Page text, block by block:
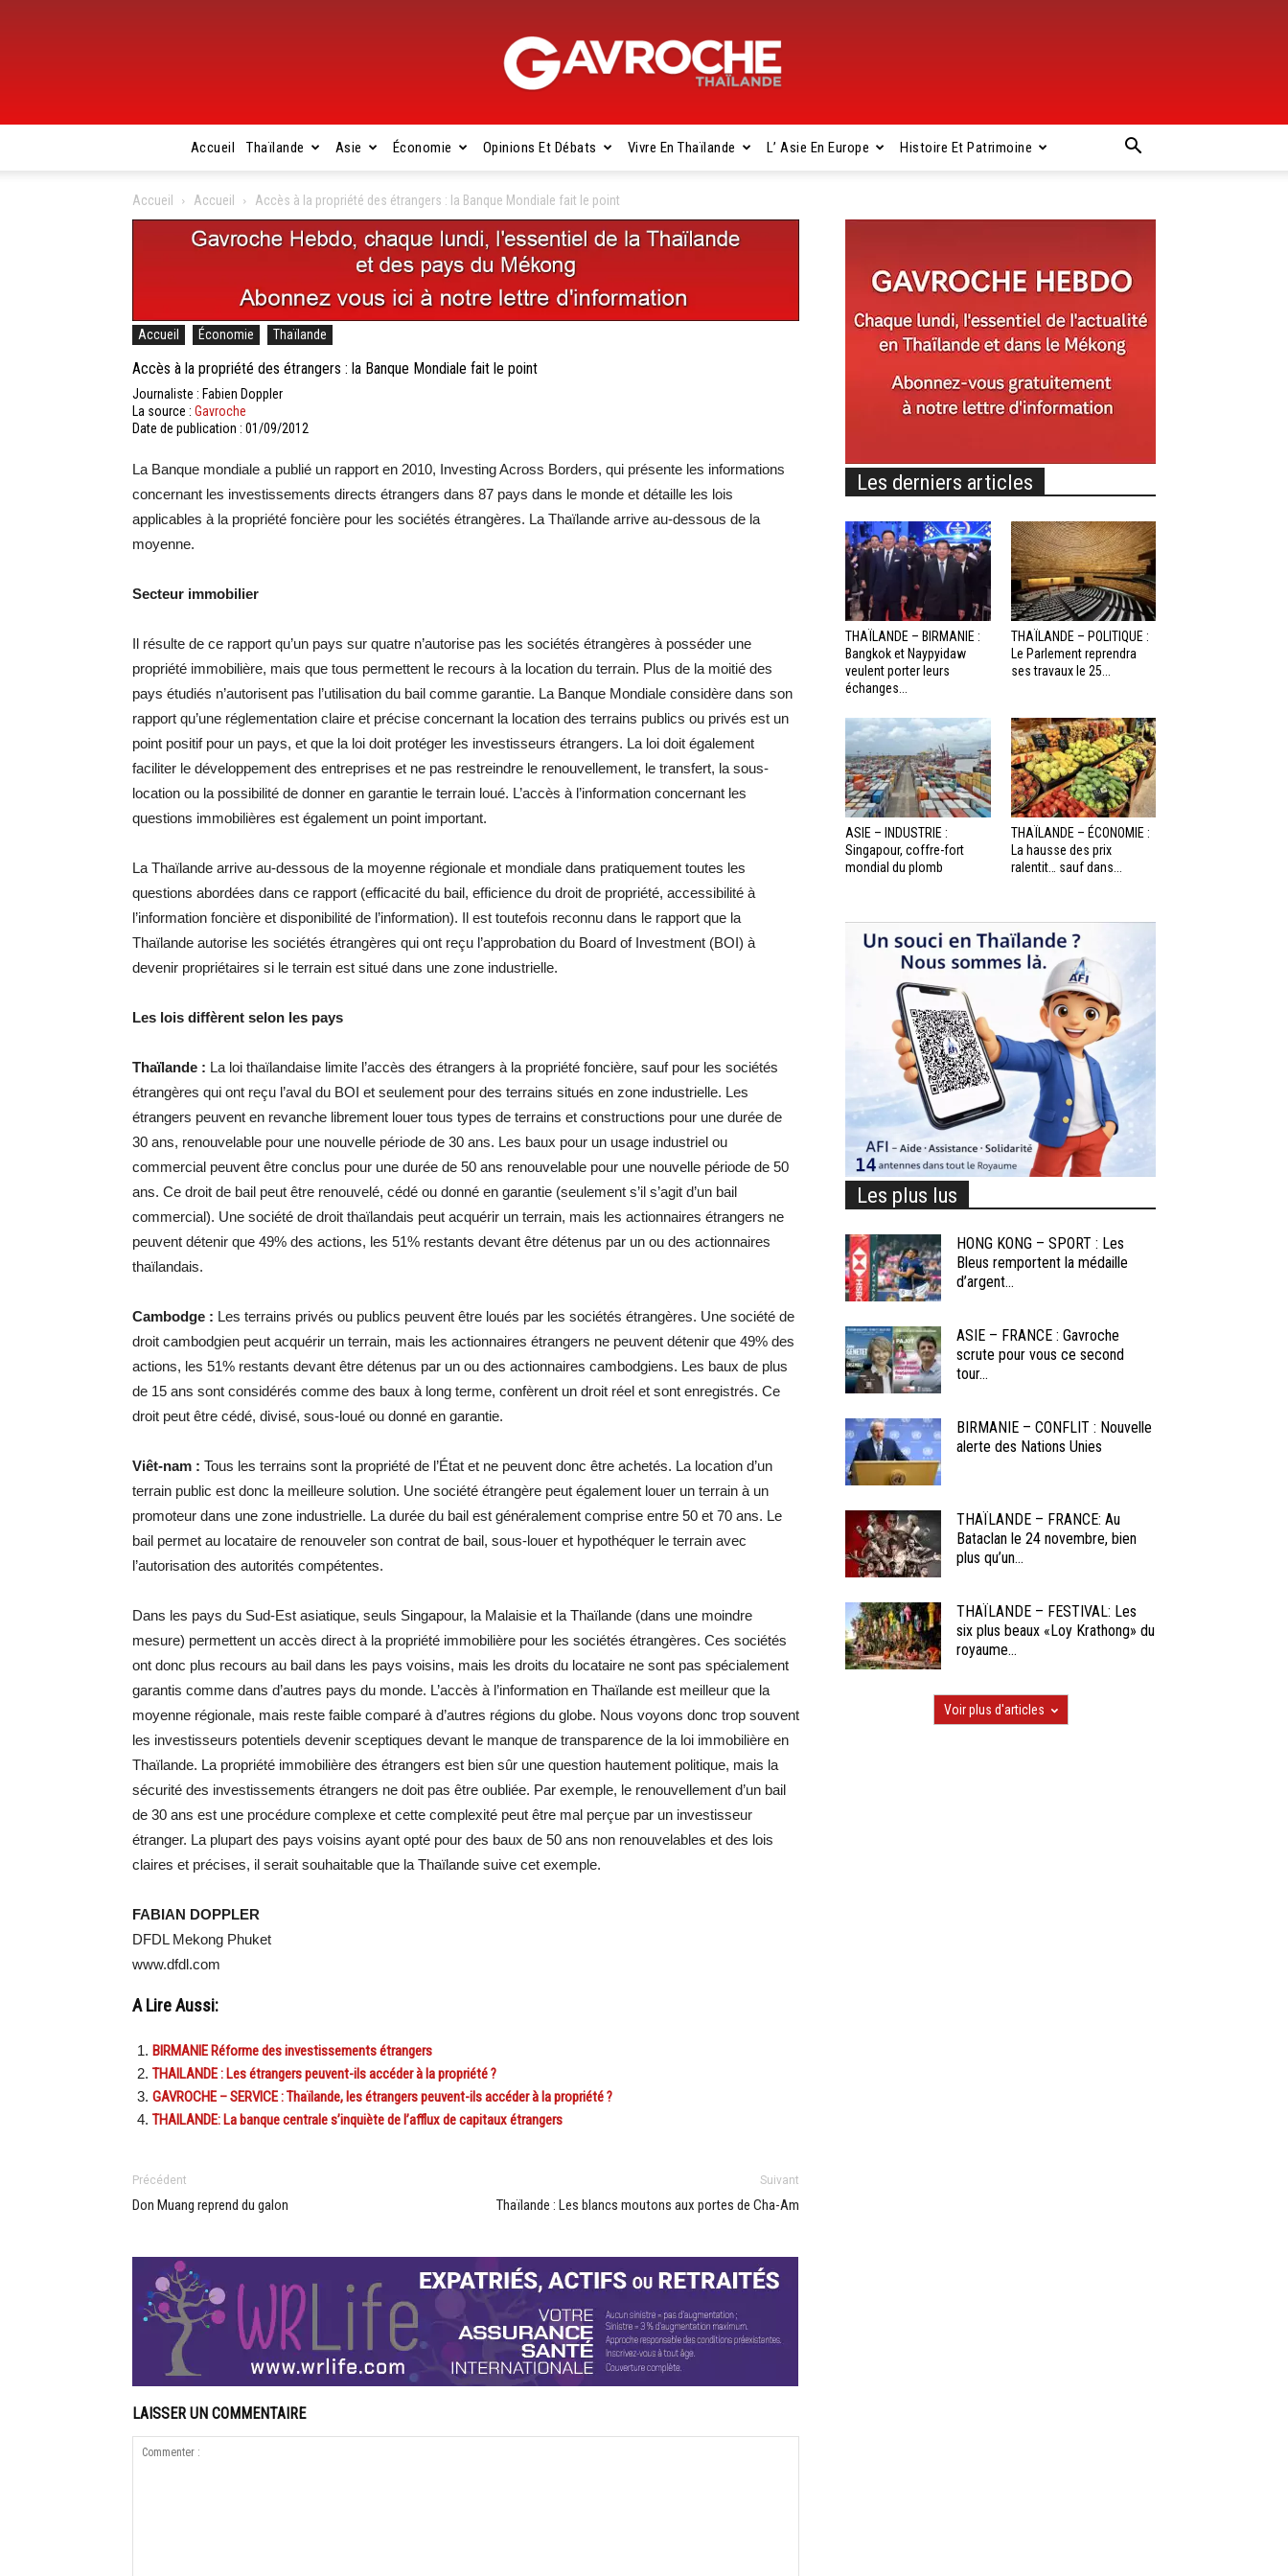
Gavroche
Accueil Thaïlande Asie Économie Opinions Et Débats Vivre En Thaïlande L’ Asie En Europe Histoire Et Patrimoine
Accueil Accueil Accès à la propriété des étrangers : la Banque Mondiale fait le point
Accueil Économie Thaïlande
Accès à la propriété des étrangers : la Banque Mondiale fait le point
Journaliste : Fabien Doppler
La source : Gavroche
Date de publication : 01/09/2012
La Banque mondiale a publié un rapport en 2010, Investing Across Borders, qui présente les informations
concernant les investissements directs étrangers dans 87 pays dans le monde et détaille les lois
applicables à la propriété foncière pour les sociétés étrangères. La Thaïlande arrive au-dessous de la
moyenne.
Secteur immobilier
Il résulte de ce rapport qu’un pays sur quatre n’autorise pas les sociétés étrangères à posséder une
propriété immobilière, mais que tous permettent le recours à la location du terrain. Plus de la moitié des
pays étudiés n’autorisent pas l’utilisation du bail comme garantie. La Banque Mondiale considère dans son
rapport qu’une réglementation claire et précise concernant la location des terrains publics ou privés est un
point positif pour un pays, et que la loi doit protéger les investisseurs étrangers. La loi doit également
faciliter le développement des entreprises et ne pas restreindre le renouvellement, le transfert, la sous-
location ou la possibilité de donner en garantie le terrain loué. L’accès à l’information concernant les
questions immobilières est également un point important.
La Thaïlande arrive au-dessous de la moyenne régionale et mondiale dans pratiquement toutes les
questions abordées dans ce rapport (efficacité du bail, efficience du droit de propriété, accessibilité à
l’information foncière et disponibilité de l’information). Il est toutefois reconnu dans le rapport que la
Thaïlande autorise les sociétés étrangères qui ont reçu l’approbation du Board of Investment (BOI) à
devenir propriétaires si le terrain est situé dans une zone industrielle.
Les lois diffèrent selon les pays
Thaïlande : La loi thaïlandaise limite l’accès des étrangers à la propriété foncière, sauf pour les sociétés
étrangères qui ont reçu l’aval du BOI et seulement pour des terrains situés en zone industrielle. Les
étrangers peuvent en revanche librement louer tous types de terrains et constructions pour une durée de
30 ans, renouvelable pour une nouvelle période de 30 ans. Les baux pour un usage industriel ou
commercial peuvent être conclus pour une durée de 50 ans renouvelable pour une nouvelle période de 50
ans. Ce droit de bail peut être renouvelé, cédé ou donné en garantie (seulement s’il s’agit d’un bail
commercial). Une société de droit thaïlandais peut acquérir un terrain, mais les actionnaires étrangers ne
peuvent détenir que 49% des actions, les 51% restants devant être détenus par un ou des actionnaires
thaïlandais.
Cambodge : Les terrains privés ou publics peuvent être loués par les sociétés étrangères. Une société de
droit cambodgien peut acquérir un terrain, mais les actionnaires étrangers ne peuvent détenir que 49% des
actions, les 51% restants devant être détenus par un ou des actionnaires cambodgiens. Les baux de plus
de 15 ans sont considérés comme des baux à long terme, confèrent un droit réel et sont enregistrés. Ce
droit peut être cédé, divisé, sous-loué ou donné en garantie.
Viêt-nam : Tous les terrains sont la propriété de l’État et ne peuvent donc être achetés. La location d’un
terrain public est donc la meilleure solution. Une société étrangère peut également louer un terrain à un
promoteur dans une zone industrielle. La durée du bail est généralement comprise entre 50 et 70 ans. Le
bail permet au locataire de renouveler son contrat de bail, sous-louer et hypothéquer le terrain avec
l’autorisation des autorités compétentes.
Dans les pays du Sud-Est asiatique, seuls Singapour, la Malaisie et la Thaïlande (dans une moindre
mesure) permettent un accès direct à la propriété immobilière pour les sociétés étrangères. Ces sociétés
ont donc plus recours au bail dans les pays voisins, mais les droits du locataire ne sont pas spécialement
garantis comme dans d’autres pays du monde. L’accès à l’information en Thaïlande est meilleur que la
moyenne régionale, mais reste faible comparé à d’autres régions du globe. Nous voyons donc trop souvent
les investisseurs potentiels devenir sceptiques devant le manque de transparence de la loi immobilière en
Thaïlande. La propriété immobilière des étrangers est bien sûr une question hautement politique, mais la
sécurité des investissements étrangers ne doit pas être oubliée. Par exemple, le renouvellement d’un bail
de 30 ans est une procédure complexe et cette complexité peut être mal perçue par un investisseur
étranger. La plupart des pays voisins ayant opté pour des baux de 50 ans non renouvelables et des lois
claires et précises, il serait souhaitable que la Thaïlande suive cet exemple.
FABIAN DOPPLER
DFDL Mekong Phuket
www.dfdl.com
A Lire Aussi:
BIRMANIE Réforme des investissements étrangers
THAILANDE : Les étrangers peuvent-ils accéder à la propriété ?
GAVROCHE – SERVICE : Thaïlande, les étrangers peuvent-ils accéder à la propriété ?
THAILANDE: La banque centrale s’inquiète de l’afflux de capitaux étrangers
Précédent
Don Muang reprend du galon
Suivant
Thaïlande : Les blancs moutons aux portes de Cha-Am
LAISSER UN COMMENTAIRE
Les derniers articles
THAÏLANDE – BIRMANIE :
Bangkok et Naypyidaw
veulent porter leurs
échanges...
THAÏLANDE – POLITIQUE :
Le Parlement reprendra
ses travaux le 25...
ASIE – INDUSTRIE :
Singapour, coffre-fort
mondial du plomb
THAÏLANDE – ÉCONOMIE :
La hausse des prix
ralentit… sauf dans...
Les plus lus
HONG KONG – SPORT : Les
Bleus remportent la médaille
d’argent...
ASIE – FRANCE : Gavroche
scrute pour vous ce second
tour...
BIRMANIE – CONFLIT : Nouvelle
alerte des Nations Unies
THAÏLANDE – FRANCE: Au
Bataclan le 24 novembre, bien
plus qu’un...
THAÏLANDE – FESTIVAL: Les
six plus beaux «Loy Krathong» du
royaume...
Voir plus d'articles